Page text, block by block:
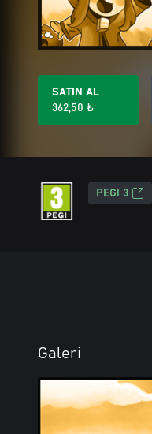
SATIN AL
362,50 ₺
PEGI 3
Galeri